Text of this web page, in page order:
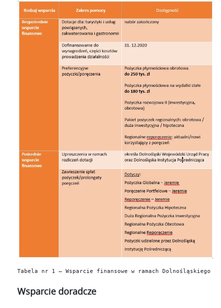
Tabela nr 1 – Wsparcie finansowe w ramach Dolnośląskiego
Wsparcie doradcze